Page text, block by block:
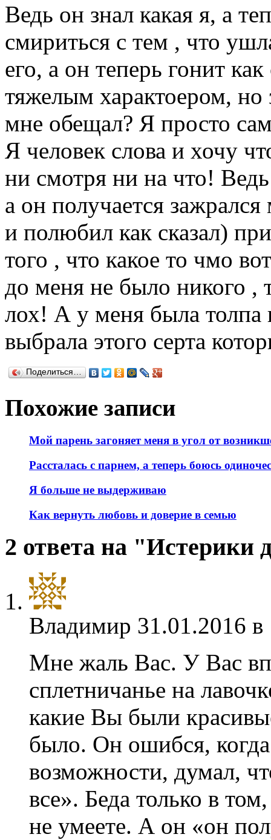
Ведь он знал какая я, а
смириться с тем , что
его, а он теперь гонит
тяжелым характоером,
мне обещал? Я просто
Я человек слова и хочу
ни смотря ни на что!
а он получается
и полюбил как сказал)
того , что какое то чмо
до меня не было никого ,
лох! А у меня была толпа
выбрала этого серта
Поделиться…
Похожие записи
Мой парень загоняет меня в угол от
Рассталась с парнем, а теперь боюсь
Я больше не выдерживаю
Как вернуть любовь и доверие в семью
2 ответа на "Истерики
Владимир 31.01.2016
Мне жаль Вас. У Вас
сплетничанье на
какие Вы были
было. Он ошибся,
возможности, думал,
все». Беда только в
не умеете. А он «он